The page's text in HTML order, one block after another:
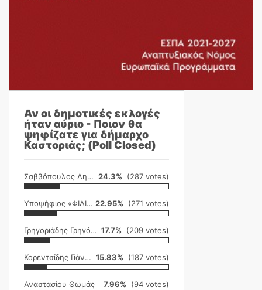
Αν οι δημοτικές εκλογές
ήταν αύριο - Ποιον θα
ψηφίζατε για δήμαρχο
Καστοριάς; (Poll Closed)
Σαββόπουλος Δημήτρης 24.3% (287 votes)
Υποψήφιος «ΦΙΛΙΚΗ ΕΤΑΙΡΕΙΑ» 22.95% (271 votes)
Γρηγοριάδης Γρηγόρης 17.7% (209 votes)
Κορεντσίδης Γιάννης 15.83% (187 votes)
Αναστασίου Θωμάς 7.96% (94 votes)